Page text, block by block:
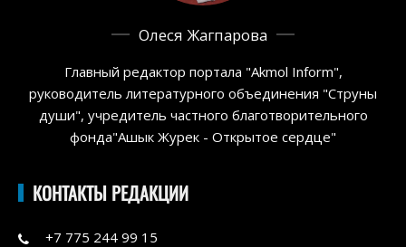
Олеся Жагпарова
Главный редактор портала "Akmol Inform",
руководитель литературного объединения "Струны
души", учредитель частного благотворительного
фонда"Ашык Журек - Открытое сердце"
КОНТАКТЫ РЕДАКЦИИ
+7 775 244 99 15